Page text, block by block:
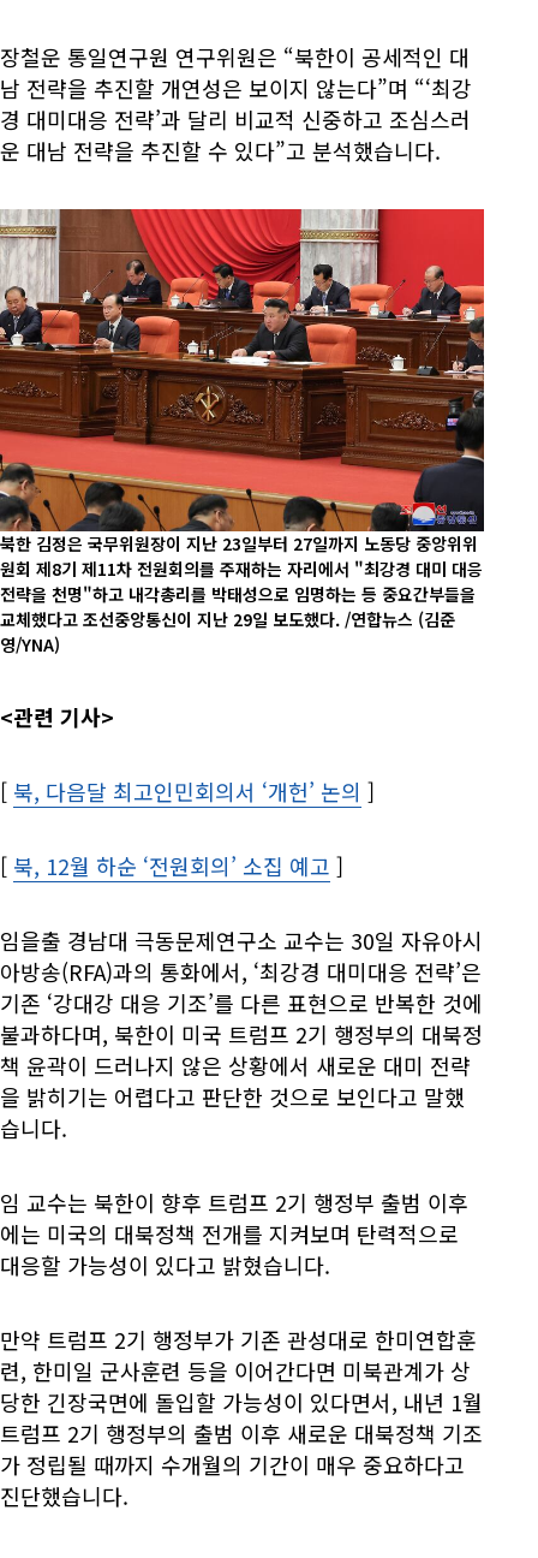
장철운 통일연구원 연구위원은 “북한이 공세적인 대
남 전략을 추진할 개연성은 보이지 않는다”며 “‘최강
경 대미대응 전략’과 달리 비교적 신중하고 조심스러
운 대남 전략을 추진할 수 있다”고 분석했습니다.
북한 김정은 국무위원장이 지난 23일부터 27일까지 노동당 중앙위위
원회 제8기 제11차 전원회의를 주재하는 자리에서 "최강경 대미 대응
전략을 천명"하고 내각총리를 박태성으로 임명하는 등 중요간부들을
교체했다고 조선중앙통신이 지난 29일 보도했다. /연합뉴스 (김준
영/YNA)
<관련 기사>
[ 북, 다음달 최고인민회의서 ‘개헌’ 논의 Opens in new
]
[ 북, 12월 하순 ‘전원회의’ 소집 예고 Opens in new
]
임을출 경남대 극동문제연구소 교수는 30일 자유아시
아방송(RFA)과의 통화에서, ‘최강경 대미대응 전략’은
기존 ‘강대강 대응 기조’를 다른 표현으로 반복한 것에
불과하다며, 북한이 미국 트럼프 2기 행정부의 대북정
책 윤곽이 드러나지 않은 상황에서 새로운 대미 전략
을 밝히기는 어렵다고 판단한 것으로 보인다고 말했
습니다.
임 교수는 북한이 향후 트럼프 2기 행정부 출범 이후
에는 미국의 대북정책 전개를 지켜보며 탄력적으로
대응할 가능성이 있다고 밝혔습니다.
만약 트럼프 2기 행정부가 기존 관성대로 한미연합훈
련, 한미일 군사훈련 등을 이어간다면 미북관계가 상
당한 긴장국면에 돌입할 가능성이 있다면서, 내년 1월
트럼프 2기 행정부의 출범 이후 새로운 대북정책 기조
가 정립될 때까지 수개월의 기간이 매우 중요하다고
진단했습니다.